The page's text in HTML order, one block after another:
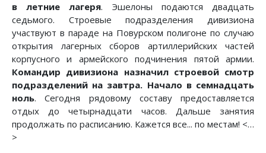
в летние лагеря. Эшелоны подаются двадцать
седьмого. Строевые подразделения дивизиона
участвуют в параде на Повурском полигоне по случаю
открытия лагерных сборов артиллерийских частей
корпусного и армейского подчинения пятой армии.
Командир дивизиона назначил строевой смотр
подразделений на завтра. Начало в семнадцать
ноль. Сегодня рядовому составу предоставляется
отдых до четырнадцати часов. Дальше занятия
продолжать по расписанию. Кажется все... по местам! <…
>